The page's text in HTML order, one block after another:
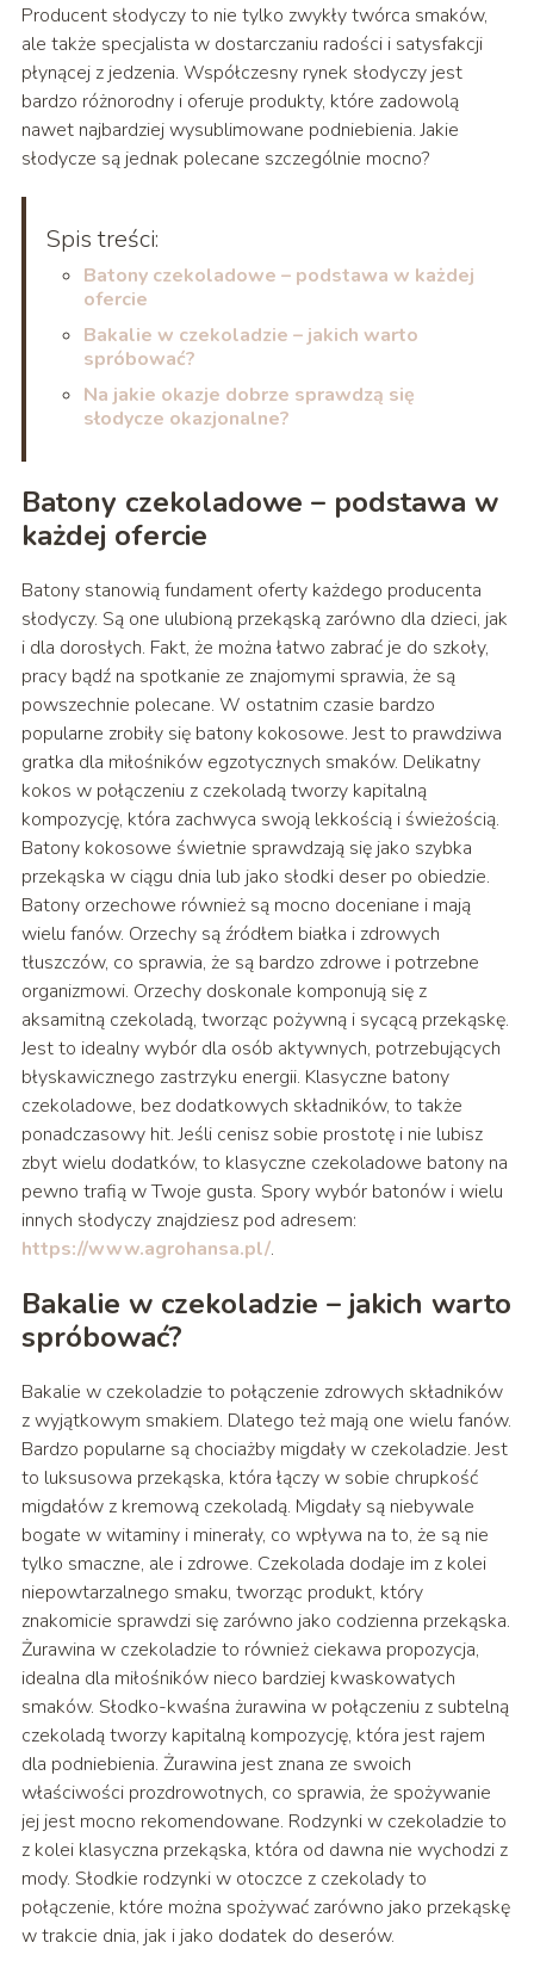
Producent słodyczy to nie tylko zwykły twórca smaków,
ale także specjalista w dostarczaniu radości i satysfakcji
płynącej z jedzenia. Współczesny rynek słodyczy jest
bardzo różnorodny i oferuje produkty, które zadowolą
nawet najbardziej wysublimowane podniebienia. Jakie
słodycze są jednak polecane szczególnie mocno?
Spis treści:
Batony czekoladowe – podstawa w każdej
ofercie
Bakalie w czekoladzie – jakich warto
spróbować?
Na jakie okazje dobrze sprawdzą się
słodycze okazjonalne?
Batony czekoladowe – podstawa w
każdej ofercie
Batony stanowią fundament oferty każdego producenta
słodyczy. Są one ulubioną przekąską zarówno dla dzieci, jak
i dla dorosłych. Fakt, że można łatwo zabrać je do szkoły,
pracy bądź na spotkanie ze znajomymi sprawia, że są
powszechnie polecane. W ostatnim czasie bardzo
popularne zrobiły się batony kokosowe. Jest to prawdziwa
gratka dla miłośników egzotycznych smaków. Delikatny
kokos w połączeniu z czekoladą tworzy kapitalną
kompozycję, która zachwyca swoją lekkością i świeżością.
Batony kokosowe świetnie sprawdzają się jako szybka
przekąska w ciągu dnia lub jako słodki deser po obiedzie.
Batony orzechowe również są mocno doceniane i mają
wielu fanów. Orzechy są źródłem białka i zdrowych
tłuszczów, co sprawia, że są bardzo zdrowe i potrzebne
organizmowi. Orzechy doskonale komponują się z
aksamitną czekoladą, tworząc pożywną i sycącą przekąskę.
Jest to idealny wybór dla osób aktywnych, potrzebujących
błyskawicznego zastrzyku energii. Klasyczne batony
czekoladowe, bez dodatkowych składników, to także
ponadczasowy hit. Jeśli cenisz sobie prostotę i nie lubisz
zbyt wielu dodatków, to klasyczne czekoladowe batony na
pewno trafią w Twoje gusta. Spory wybór batonów i wielu
innych słodyczy znajdziesz pod adresem:
https://www.agrohansa.pl/.
Bakalie w czekoladzie – jakich warto
spróbować?
Bakalie w czekoladzie to połączenie zdrowych składników
z wyjątkowym smakiem. Dlatego też mają one wielu fanów.
Bardzo popularne są chociażby migdały w czekoladzie. Jest
to luksusowa przekąska, która łączy w sobie chrupkość
migdałów z kremową czekoladą. Migdały są niebywale
bogate w witaminy i minerały, co wpływa na to, że są nie
tylko smaczne, ale i zdrowe. Czekolada dodaje im z kolei
niepowtarzalnego smaku, tworząc produkt, który
znakomicie sprawdzi się zarówno jako codzienna przekąska.
Żurawina w czekoladzie to również ciekawa propozycja,
idealna dla miłośników nieco bardziej kwaskowatych
smaków. Słodko-kwaśna żurawina w połączeniu z subtelną
czekoladą tworzy kapitalną kompozycję, która jest rajem
dla podniebienia. Żurawina jest znana ze swoich
właściwości prozdrowotnych, co sprawia, że spożywanie
jej jest mocno rekomendowane. Rodzynki w czekoladzie to
z kolei klasyczna przekąska, która od dawna nie wychodzi z
mody. Słodkie rodzynki w otoczce z czekolady to
połączenie, które można spożywać zarówno jako przekąskę
w trakcie dnia, jak i jako dodatek do deserów.